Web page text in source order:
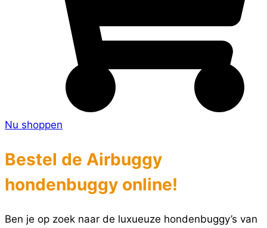
Nu shoppen
Bestel de Airbuggy
hondenbuggy online!
Ben je op zoek naar de luxueuze hondenbuggy’s van